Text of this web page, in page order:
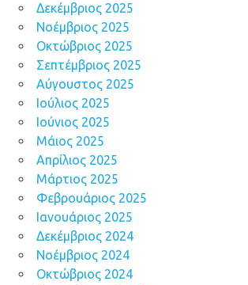
Δεκέμβριος 2025
Νοέμβριος 2025
Οκτώβριος 2025
Σεπτέμβριος 2025
Αύγουστος 2025
Ιούλιος 2025
Ιούνιος 2025
Μάιος 2025
Απρίλιος 2025
Μάρτιος 2025
Φεβρουάριος 2025
Ιανουάριος 2025
Δεκέμβριος 2024
Νοέμβριος 2024
Οκτώβριος 2024